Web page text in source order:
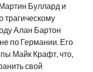
Буллард и
трагическому
Алан Бартон
по Германии. Его
Майк Крафт, что,
свой